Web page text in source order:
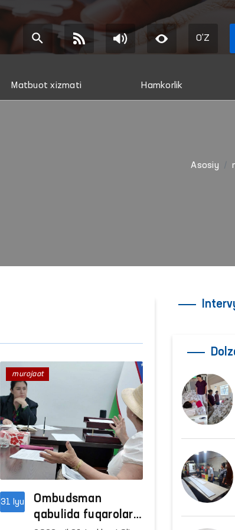
O'Z
Matbuot xizmati Hamkorlik
Asosiy
31 Iyu
Ombudsman
qabulida fuqarolar
murojaat